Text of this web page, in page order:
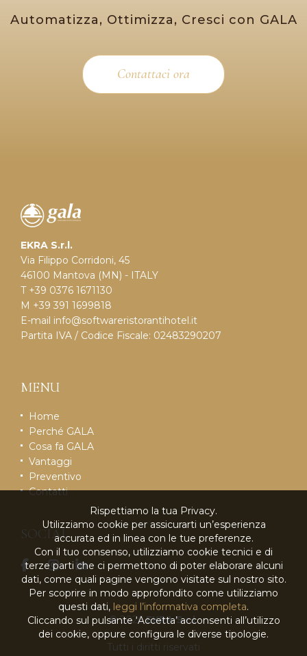
Automatizza, Ottimizza, Cresci con GALA
Contattaci ora
EKRA S.r.l.
Via Filippo Corridoni, 45
46100 Mantova (MN) - ITALY
T +39 0376 1671130
M +39 391 1699818
E-mail info@softwareristorantihotel.it
Partita IVA / Codice Fiscale: 02483290207
MENU
Home
Perché GALA
Cosa fa GALA
Vantaggi
Preventivo
Contatti
SOCIAL
© 2026EKRA S.r.l.
Tutti i diritti riservati
Rispettiamo la tua Privacy.
Utilizziamo cookie per assicurarti un’esperienza
accurata ed in linea con le tue preferenze.
Con il tuo consenso, utilizziamo cookie tecnici e di
terze parti che ci permettono di poter elaborare alcuni
dati, come quali pagine vengono visitate sul nostro sito.
Per scoprire in modo approfondito come utilizziamo
questi dati, leggi l’informativa completa.
Cliccando sul pulsante ‘Accetta’ acconsenti all’utilizzo
dei cookie, oppure configura le diverse tipologie.